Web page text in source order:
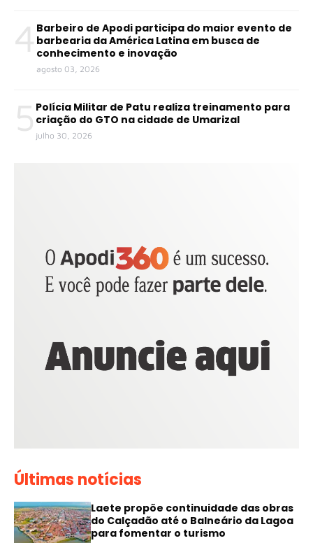
4 Barbeiro de Apodi participa do maior evento de
barbearia da América Latina em busca de
conhecimento e inovação
agosto 03, 2026
5 Polícia Militar de Patu realiza treinamento para
criação do GTO na cidade de Umarizal
julho 30, 2026
Últimas notícias
Laete propõe continuidade das obras
do Calçadão até o Balneário da Lagoa
para fomentar o turismo